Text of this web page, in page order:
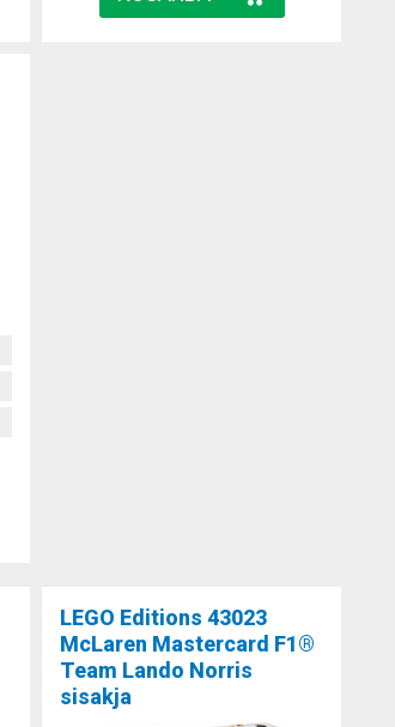
LEGO Editions 43023
McLaren Mastercard F1®
Team Lando Norris
sisakja